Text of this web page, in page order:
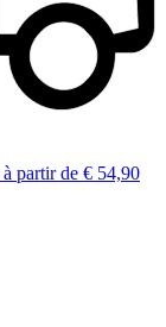
à partir de € 54,90